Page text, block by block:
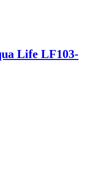
Life LF103-